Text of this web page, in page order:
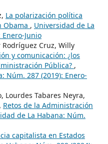
La polarización política
Obama , Universidad de La
Enero-Junio
Rodríguez Cruz, Willy
y comunicación: ¿los
Pública? ,
Núm. 287 (2019): Enero-
Lourdes Tabares Neyra,
Retos de la Administración
de La Habana: Núm.
capitalista en Estados